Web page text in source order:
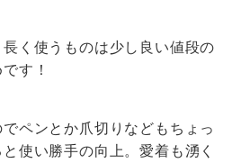
く使うものは少し良い値段の
す！
ペンとか爪切りなどもちょっ
使い勝手の向上。愛着も湧く